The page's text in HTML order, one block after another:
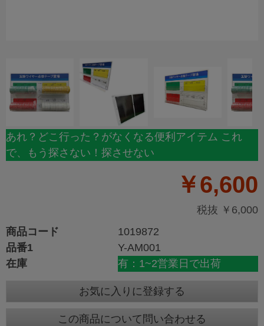
あれ？どこ行った？がなくなる便利アイテム これ
で、もう探さない！探させない
￥6,600
税抜 ￥6,000
商品コード
1019872
品番1
Y-AM001
在庫
有：1~2営業日で出荷
お気に入りに登録する
この商品について問い合わせる